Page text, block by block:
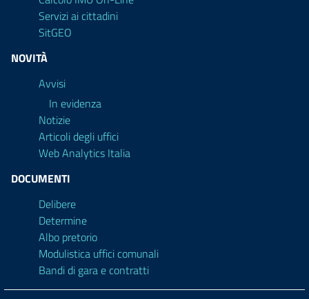
Servizi ai cittadini
SitGEO
NOVITÀ
Avvisi
In evidenza
Notizie
Articoli degli uffici
Web Analytics Italia
DOCUMENTI
Delibere
Determine
Albo pretorio
Modulistica uffici comunali
Bandi di gara e contratti